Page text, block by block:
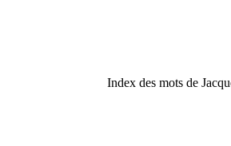
Index des mots de